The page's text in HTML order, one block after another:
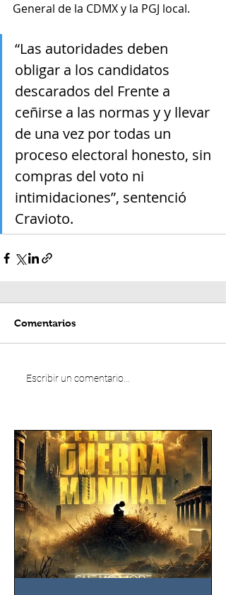
General de la CDMX y la PGJ local.
“Las autoridades deben
obligar a los candidatos
descarados del Frente a
ceñirse a las normas y y llevar
de una vez por todas un
proceso electoral honesto, sin
compras del voto ni
intimidaciones”, sentenció
Cravioto.
Comentarios
Escribir un comentario...